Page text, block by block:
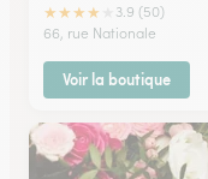
★★★★
3.9 (50)
66, rue Nationale
Voir la boutique